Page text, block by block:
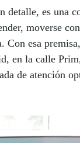
detalle, es una
moverse
Con esa
en la calle
de atención
de la Fundación
Fundación